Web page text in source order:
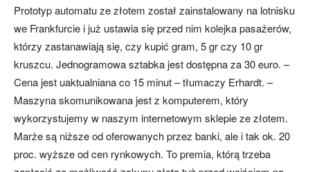
Prototyp automatu ze złotem został zainstalowany na lotnisku
we Frankfurcie i już ustawia się przed nim kolejka pasażerów,
którzy zastanawiają się, czy kupić gram, 5 gr czy 10 gr
kruszcu. Jednogramowa sztabka jest dostępna za 30 euro. –
Cena jest uaktualniana co 15 minut – tłumaczy Erhardt. –
Maszyna skomunikowana jest z komputerem, który
wykorzystujemy w naszym internetowym sklepie ze złotem.
Marże są niższe od oferowanych przez banki, ale i tak ok. 20
proc. wyższe od cen rynkowych. To premia, którą trzeba